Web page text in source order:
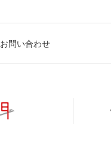
お問い合わせ